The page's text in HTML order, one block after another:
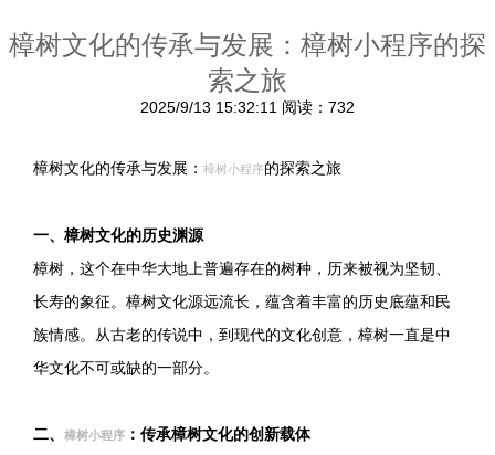
樟树文化的传承与发展：樟树小程序的探
索之旅
2025/9/13 15:32:11 阅读：732
樟树文化的传承与发展： 樟树小程序的探索之旅
一、樟树文化的历史渊源
樟树，这个在中华大地上普遍存在的树种，历来被视为坚韧、
长寿的象征。樟树文化源远流长，蕴含着丰富的历史底蕴和民
族情感。从古老的传说中，到现代的文化创意，樟树一直是中
华文化不可或缺的一部分。
二、 樟树小程序 ：传承樟树文化的创新载体